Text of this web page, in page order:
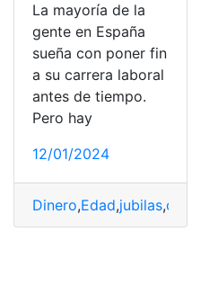
La mayoría de la
gente en España
sueña con poner fin
a su carrera laboral
antes de tiempo.
Pero hay
12/01/2024
Dinero,Edad,jubilas,ordinaria